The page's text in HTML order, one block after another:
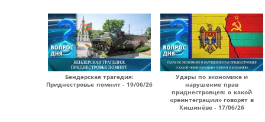
Бендерская трагедия:
Приднестровье помнит - 19/06/26
Удары по экономике и
нарушение прав
приднестровцев: о какой
«реинтеграции» говорят в
Кишинёве - 17/06/26